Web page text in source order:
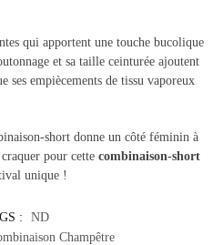
qui apportent une touche bucolique
et sa taille ceinturée ajoutent
ses empiècements de tissu vaporeux
short donne un côté féminin à
pour cette combinaison-short
unique !
:
ND
Champêtre